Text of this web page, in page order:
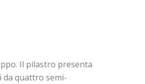
Il pilastro presenta
quattro semi-